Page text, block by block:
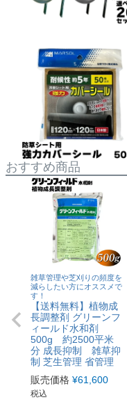
おすすめ商品
雑草管理や芝刈りの頻度を
減らしたい方にオススメで
す！
【送料無料】植物成
長調整剤 グリーンフ
ィールド水和剤
500g 約2500平米
分 成長抑制 雑草抑
制 芝生管理 省管理
販売価格 ¥61,600
税込